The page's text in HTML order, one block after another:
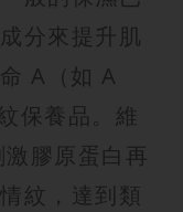
分來提升肌
A（如 A
保養品。維
膠原蛋白再
紋，達到類